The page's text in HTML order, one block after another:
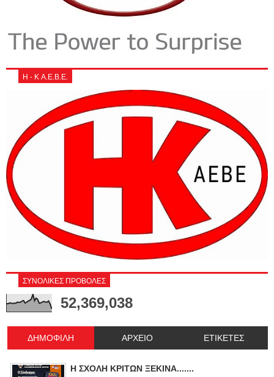
Η - Κ Α.Ε.Β.Ε.
ΣΥΝΟΛΙΚΕΣ ΠΡΟΒΟΛΕΣ
52,369,038
ΔΗΜΟΦΙΛΗ ΑΡΧΕΙΟ ΕΤΙΚΕΤΕΣ
Η ΣΧΟΛΗ ΚΡΙΤΩΝ ΞΕΚΙΝΑ.......